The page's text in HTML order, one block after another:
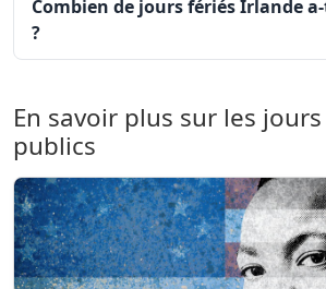
Combien de jours fériés Irlande
?
En savoir plus sur les
publics